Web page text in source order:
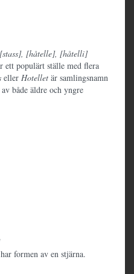
[håtelle], [håtelli]
ett populärt ställe med flera
eller Hotellet är samlingsnamn
både äldre och yngre
formen av en stjärna.